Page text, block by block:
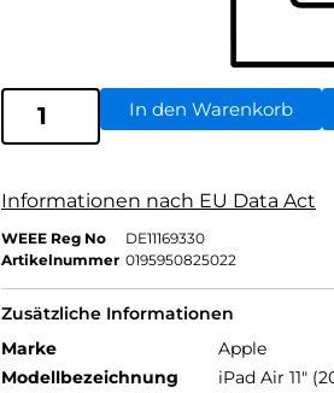
In den Warenkorb
Informationen nach EU Data Act
WEEE Reg No
DE11169330
Artikelnummer 0195950825022
Zusätzliche Informationen
Marke
Apple
Modellbezeichnung
iPad Air 11"